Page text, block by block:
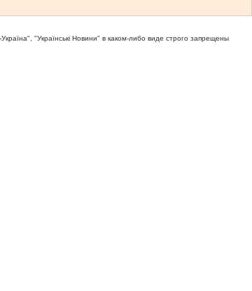
"Українськi Новини" в каком-либо виде строго запрещены